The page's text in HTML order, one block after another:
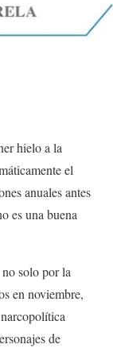
hielo a la
el
anuales antes
es una buena
solo por la
en noviembre,
de